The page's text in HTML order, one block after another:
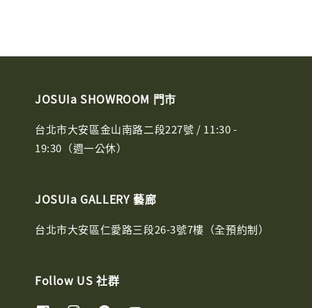
JOSUIa SHOWROOM 門市
台北市大安區金山南路二段227號 / 11:30 -
19:30（週一公休）
JOSUIa GALLERY 藝廊
台北市大安區仁愛路三段26-3號7樓（全預約制）
Follow US 社群